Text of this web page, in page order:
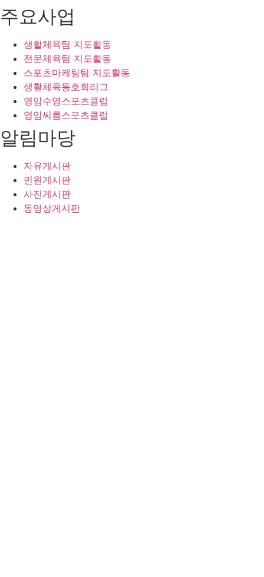
주요사업
생활체육팀 지도활동
전문체육팀 지도활동
스포츠마케팅팀 지도활동
생활체육동호회리그
영암수영스포츠클럽
영암씨름스포츠클럽
알림마당
자유게시판
민원게시판
사진게시판
동영상게시판